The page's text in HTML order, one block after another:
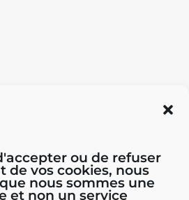
ou de refuser
de vos cookies, nous
nous sommes une
et non un service